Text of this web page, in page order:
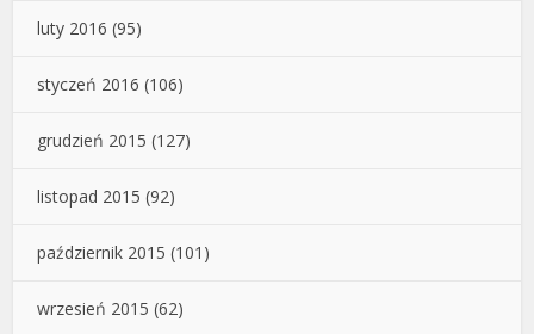
luty 2016 (95)
styczeń 2016 (106)
grudzień 2015 (127)
listopad 2015 (92)
październik 2015 (101)
wrzesień 2015 (62)